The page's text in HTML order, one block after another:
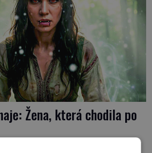
Žena, která chodila po
hladině Dunaje kráčí žena. Neklesá,